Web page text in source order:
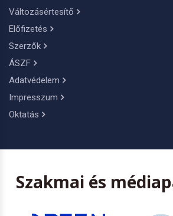
Változásértesítő
Előfizetés
Szerzők
ÁSZF
Adatvédelem
Impresszum
Oktatás
Szakmai és